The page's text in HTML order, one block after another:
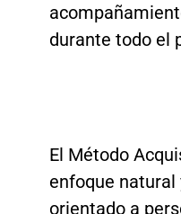
durante todo el
El Método
enfoque
orientado a